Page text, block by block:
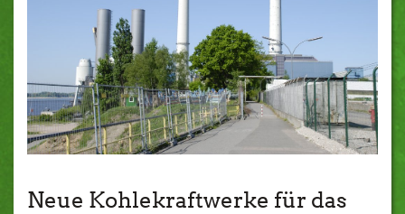
Neue Kohlekraftwerke für das